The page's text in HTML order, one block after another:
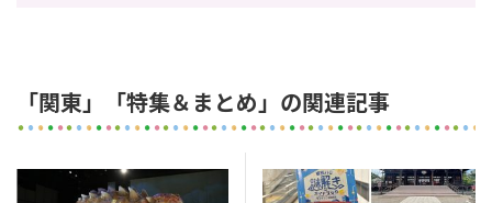
「関東」「特集＆まとめ」の関連記事